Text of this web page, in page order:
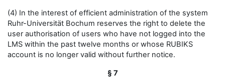
(4) In the interest of efficient administration of the system
Ruhr-Universität Bochum reserves the right to delete the
user authorisation of users who have not logged into the
LMS within the past twelve months or whose RUBIKS
account is no longer valid without further notice.
§ 7